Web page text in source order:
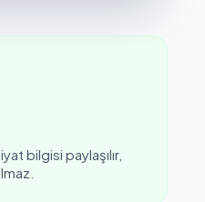
bilgisi paylaşılır,